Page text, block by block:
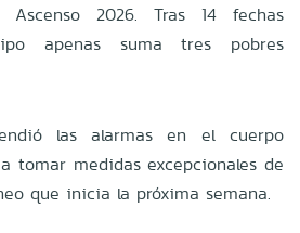
2026. Tras 14 fechas
apenas suma tres pobres
las alarmas en el cuerpo
tomar medidas excepcionales de
que inicia la próxima semana.